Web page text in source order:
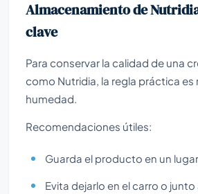
Almacenamiento de
clave
Para conservar la calidad de una
como Nutridia, la regla práctica es
humedad.
Recomendaciones útiles:
Guarda el producto en un
Evita dejarlo en el carro o